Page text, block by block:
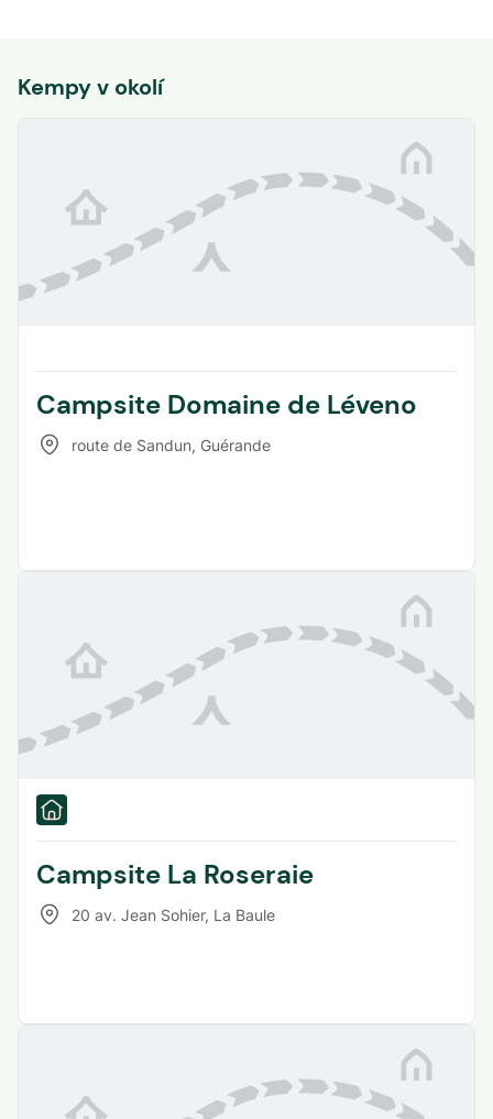
Kempy v okolí
Campsite Domaine de Léveno
route de Sandun, Guérande
Campsite La Roseraie
20 av. Jean Sohier, La Baule